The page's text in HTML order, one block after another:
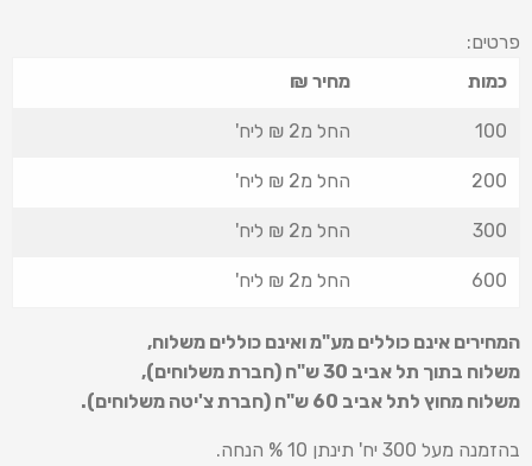
פרטים:
כמות
מחיר ₪
100 החל מ2 ₪ ליח'
200 החל מ2 ₪ ליח'
300 החל מ2 ₪ ליח'
600 החל מ2 ₪ ליח'
המחירים אינם כוללים מע"מ ואינם כוללים משלוח,
משלוח בתוך תל אביב 30 ש
"ח (חברת משלוחים),
משלוח מחוץ לתל אביב 60 ש
"ח (חברת צ'יטה משלוחים).
בהזמנה מעל 300 יח' תינתן 10 % הנחה.